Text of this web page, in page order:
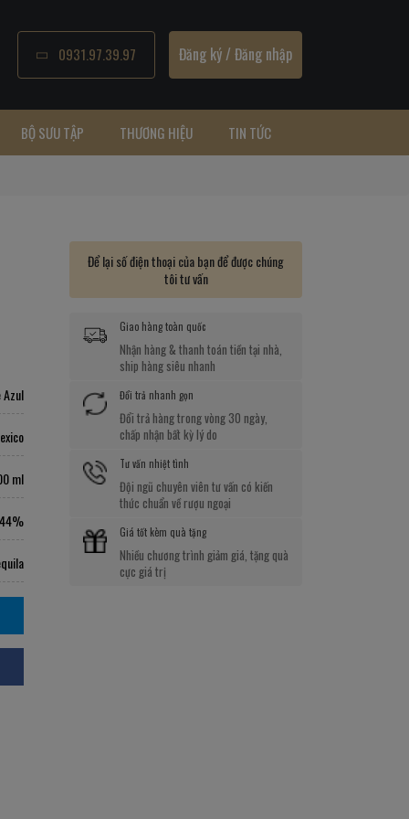
0931.97.39.97 Đăng ký/ Đăng nhập
BỘ SƯU TẬP THƯƠNG HIỆU TIN TỨC
Azul
ml
44%
Để lại số điện thoại của bạn để được chúng
tôi tư vấn
Giao hàng toàn quốc
Nhận hàng & thanh toán tiền tại nhà,
ship hàng siêu nhanh
Đổi trả nhanh gọn
Đổi trả hàng trong vòng 30 ngày,
chấp nhận bất kỳ lý do
Tư vấn nhiệt tình
Đội ngũ chuyên viên tư vấn có kiến
thức chuẩn về rượu ngoại
Giá tốt kèm quà tặng
Nhiều chương trình giảm giá, tặng quà
cực giá trị